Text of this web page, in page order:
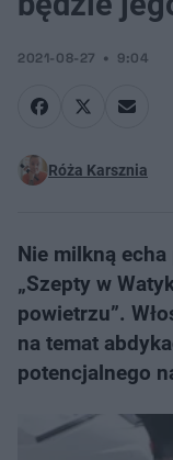
2021-08-27 9:04
Róża Karsznia
Nie milkną
„Szepty w
powietrzu”.
na temat
potencjalnego